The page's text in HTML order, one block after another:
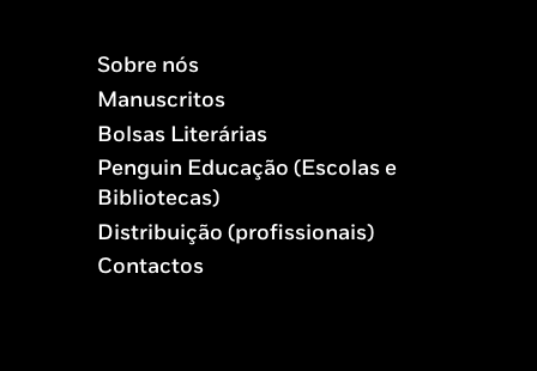
Sobre nós
Manuscritos
Bolsas Literárias
Penguin Educação (Escolas e
Bibliotecas)
Distribuição (profissionais)
Contactos